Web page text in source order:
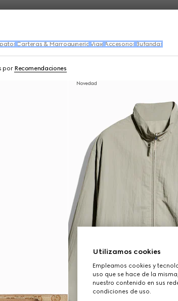
con nosotros
Carteras & Marroquinería Viaje Accesorios Bufandas
por Recomendaciones
Novedad
Utilizamos cookies
Empleamos cookies y
uso que se hace de la
nuestro contenido en sus
condiciones de uso.